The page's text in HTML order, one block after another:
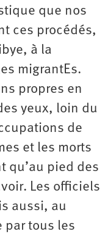
que nos
ces procédés,
à la
migrantEs.
propres en
yeux, loin du
de
et les morts
qu’au pied des
Les officiels
aussi, au
par tous les